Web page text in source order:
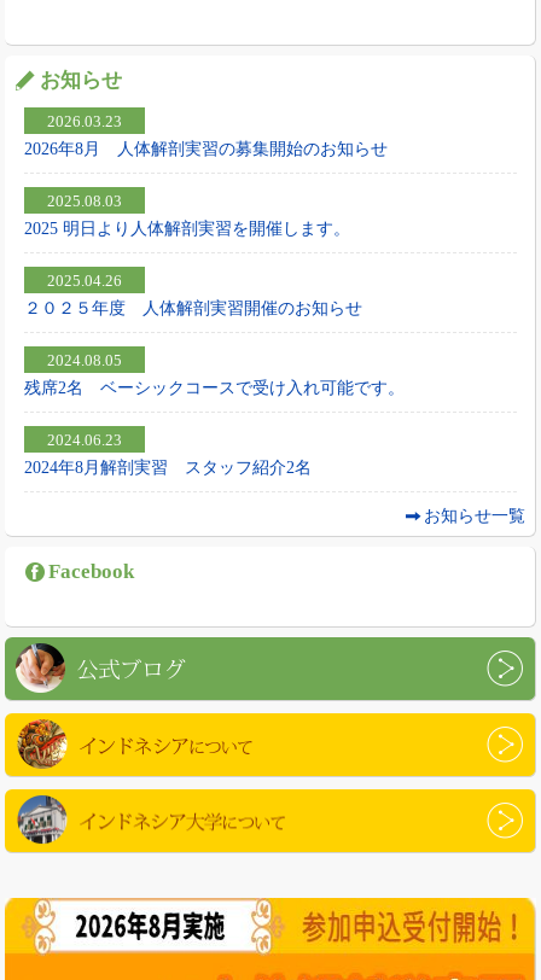
お知らせ
2026.03.23
2026年8月 人体解剖実習の募集開始のお知らせ
2025.08.03
2025 明日より人体解剖実習を開催します。
2025.04.26
２０２５年度 人体解剖実習開催のお知らせ
2024.08.05
残席2名 ベーシックコースで受け入れ可能です。
2024.06.23
2024年8月解剖実習 スタッフ紹介2名
お知らせ一覧
Facebook
公式ブログ
インドネシアについて
インドネシア大学について